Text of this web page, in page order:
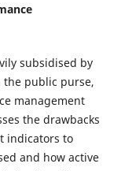
subsidised by
the public purse,
management
the drawbacks
indicators to
and how active